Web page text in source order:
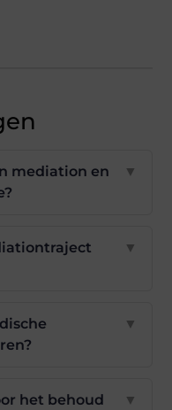
mediation en
▼
▼
▼
het behoud
▼